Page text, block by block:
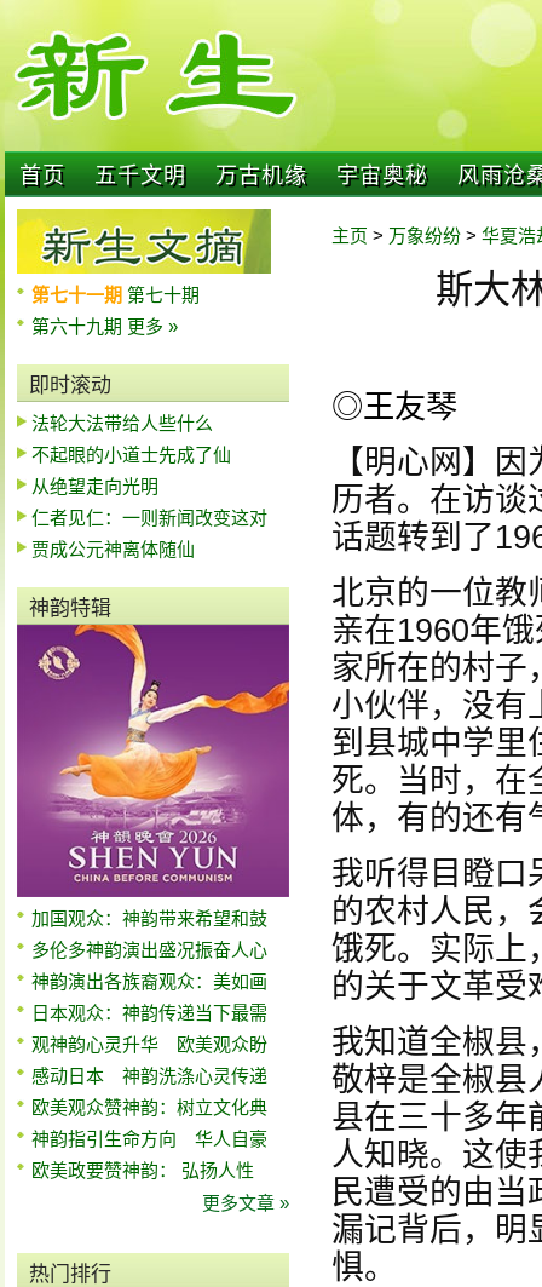
首页 五千文明 万古机缘 宇宙奥秘 风雨沧
第七十一期 第七十期
第六十九期 更多 »
即时滚动
法轮大法带给人些什么
不起眼的小道士先成了仙
从绝望走向光明
仁者见仁：一则新闻改变这对
贾成公元神离体随仙
神韵特辑
加国观众：神韵带来希望和鼓
多伦多神韵演出盛况振奋人心
神韵演出各族裔观众：美如画
日本观众：神韵传递当下最需
观神韵心灵升华 欧美观众盼
感动日本 神韵洗涤心灵传递
欧美观众赞神韵：树立文化典
神韵指引生命方向 华人自豪
欧美政要赞神韵： 弘扬人性
更多文章 »
热门排行
主页 > 万象纷纷 > 华夏浩
斯大
◎王友琴
【明心网】
历者。在访谈
话题转到了
北京的一位教
亲在1960年
家所在的村子
小伙伴，没有
到县城中学里
死。当时，在
体，有的还有
我听得目瞪口
的农村人民，
饿死。实际上
的关于文革受
我知道全椒县
敬梓是全椒县
县在三十多年
人知晓。这使
民遭受的由当
漏记背后，明
惧。